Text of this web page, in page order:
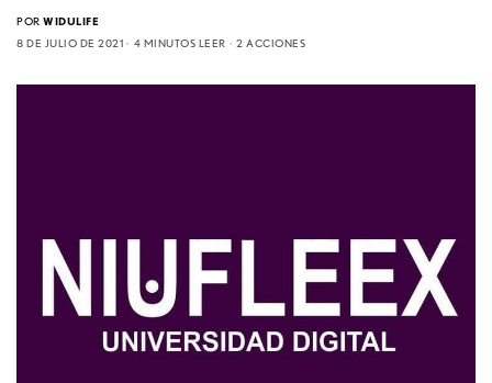
POR WIDULIFE
8 DE JULIO DE 2021
4 MINUTOS LEER 2 ACCIONES